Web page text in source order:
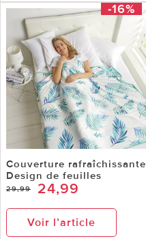
-16%
Couverture rafraîchissante
Design de feuilles
29,99 24,99
Voir l’article